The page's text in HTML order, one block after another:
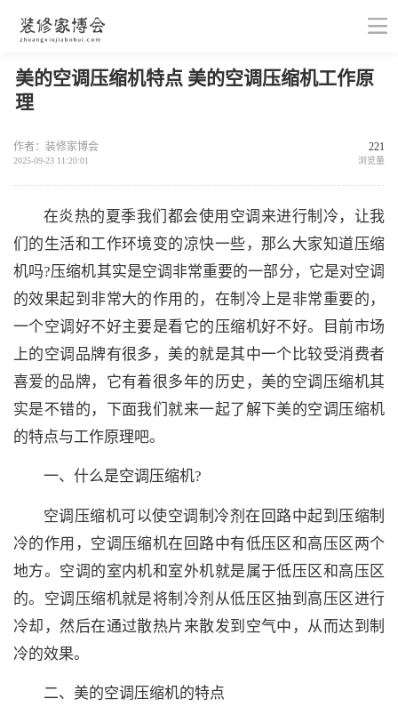
美的空调压缩机特点 美的空调压缩机工作原
理
作者：装修家博会
2025-09-23 11:20:01
221
浏览量
在炎热的夏季我们都会使用空调来进行制冷，让我
们的生活和工作环境变的凉快一些，那么大家知道压缩
机吗?压缩机其实是空调非常重要的一部分，它是对空调
的效果起到非常大的作用的，在制冷上是非常重要的，
一个空调好不好主要是看它的压缩机好不好。目前市场
上的空调品牌有很多，美的就是其中一个比较受消费者
喜爱的品牌，它有着很多年的历史，美的空调压缩机其
实是不错的，下面我们就来一起了解下美的空调压缩机
的特点与工作原理吧。
一、什么是空调压缩机?
空调压缩机可以使空调制冷剂在回路中起到压缩制
冷的作用，空调压缩机在回路中有低压区和高压区两个
地方。空调的室内机和室外机就是属于低压区和高压区
的。空调压缩机就是将制冷剂从低压区抽到高压区进行
冷却，然后在通过散热片来散发到空气中，从而达到制
冷的效果。
二、美的空调压缩机的特点